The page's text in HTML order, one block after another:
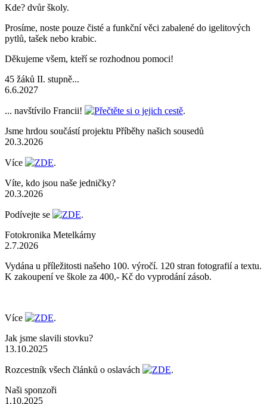
Kde? dvůr školy.
Prosíme, noste pouze čisté a funkční věci zabalené do igelitových
pytlů, tašek nebo krabic.
Děkujeme všem, kteří se rozhodnou pomoci!
45 žáků II. stupně...
6.6.2027
... navštívilo Francii! Přečtěte si o jejich cestě.
Jsme hrdou součástí projektu Příběhy našich sousedů
20.3.2026
Více ZDE.
Víte, kdo jsou naše jedničky?
20.3.2026
Podívejte se ZDE.
Fotokronika Metelkárny
2.7.2026
Vydána u příležitosti našeho 100. výročí. 120 stran fotografií a textu.
K zakoupení ve škole za 400,- Kč do vyprodání zásob.
Více ZDE.
Jak jsme slavili stovku?
13.10.2025
Rozcestník všech článků o oslavách ZDE.
Naši sponzoři
1.10.2025